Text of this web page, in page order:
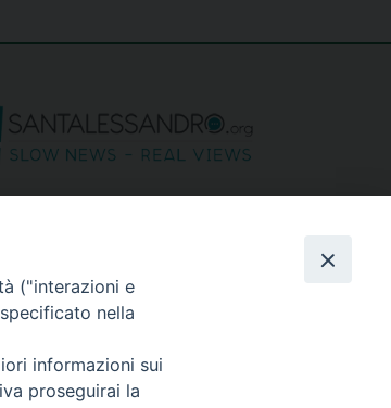
("interazioni e
nella
informazioni sui
proseguirai la